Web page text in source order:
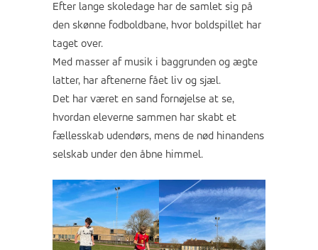
Efter lange skoledage har de samlet sig på
den skønne fodboldbane, hvor boldspillet har
taget over.
Med masser af musik i baggrunden og ægte
latter, har aftenerne fået liv og sjæl.
Det har været en sand fornøjelse at se,
hvordan eleverne sammen har skabt et
fællesskab udendørs, mens de nød hinandens
selskab under den åbne himmel.